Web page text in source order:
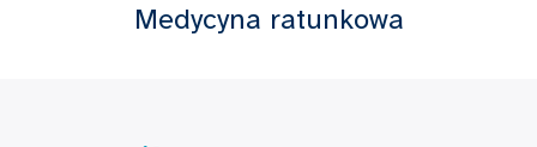
Medycyna ratunkowa